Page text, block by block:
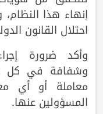
إنهاء هذا
احتلال القانون
وأكد ضرورة
وشفافة في كل
معاملة أو أي
المسؤولين عنها.